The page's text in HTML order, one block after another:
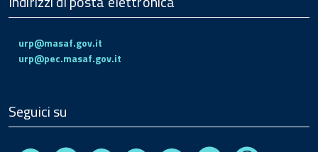
urp@masaf.gov.it
urp@pec.masaf.gov.it
Seguici su